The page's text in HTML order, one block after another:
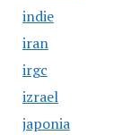
indie
iran
irgc
izrael
japonia